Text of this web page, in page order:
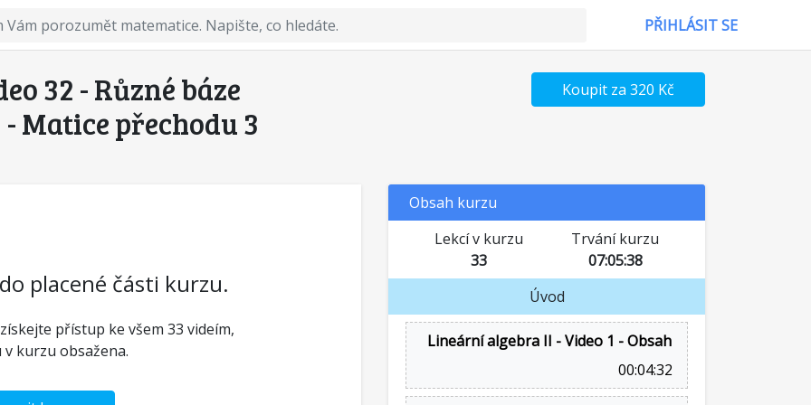
PŘIHLÁSIT SE
32 - Různé báze
Matice přechodu 3
Koupit za 320 Kč
placené části kurzu.
přístup ke všem 33 videím,
kurzu obsažena.
Obsah kurzu
Lekcí v kurzu
33
Trvání kurzu
07:05:38
Úvod
Lineární algebra II - Video 1 - Obsah
00:04:32